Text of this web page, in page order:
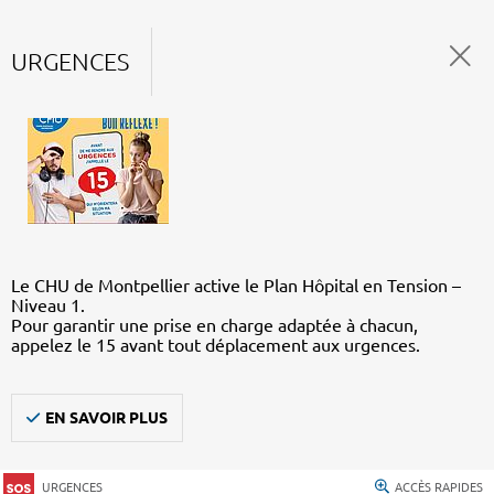
URGENCES
Le CHU de Montpellier active le Plan Hôpital en Tension –
Niveau 1.
Pour garantir une prise en charge adaptée à chacun,
appelez le 15 avant tout déplacement aux urgences.
EN SAVOIR PLUS
URGENCES ACCÈS RAPIDES